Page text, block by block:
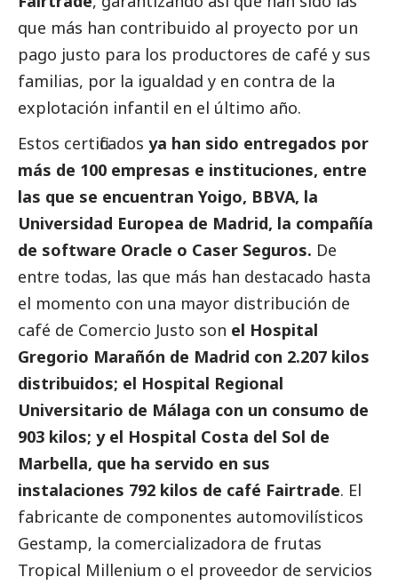
que más han contribuido al proyecto por un
pago justo para los productores de café y sus
familias, por la igualdad y en contra de la
explotación infantil en el último año.
Estos certificados ya han sido entregados por
más de 100 empresas e instituciones, entre
las que se encuentran Yoigo, BBVA, la
Universidad Europea de Madrid, la compañía
de software Oracle o Caser Seguros. De
entre todas, las que más han destacado hasta
el momento con una mayor distribución de
café de Comercio Justo son el Hospital
Gregorio Marañón de Madrid con 2.207 kilos
distribuidos; el Hospital Regional
Universitario de Málaga con un consumo de
903 kilos; y el Hospital Costa del Sol de
Marbella, que ha servido en sus
instalaciones 792 kilos de café Fairtrade. El
fabricante de componentes automovilísticos
Gestamp, la comercializadora de frutas
Tropical Millenium o el proveedor de servicios